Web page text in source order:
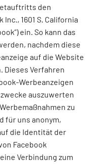
den
1601 S. California
ein. So kann das
nachdem diese
auf die Website
Verfahren
Werbeanzeigen
auszuwerten
zu
für uns anonym,
die Identität der
Facebook
Verbindung zum